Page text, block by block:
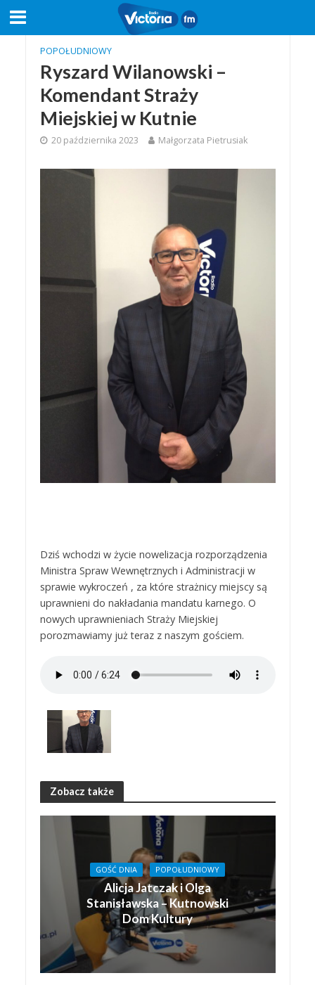
POPOŁUDNIOWY
Ryszard Wilanowski –
Komendant Straży
Miejskiej w Kutnie
20 października 2023 Małgorzata Pietrusiak
Dziś wchodzi w życie nowelizacja rozporządzenia
Ministra Spraw Wewnętrznych i Administracji w
sprawie wykroczeń , za które strażnicy miejscy są
uprawnieni do nakładania mandatu karnego. O
nowych uprawnieniach Straży Miejskiej
porozmawiamy już teraz z naszym gościem.
Zobacz także
GOŚĆ DNIA POPOŁUDNIOWY
Alicja Jatczak i Olga
Stanisławska – Kutnowski
Dom Kultury